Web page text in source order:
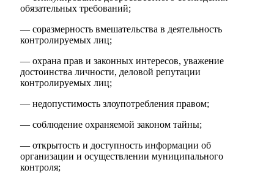
обязательных требований;
— соразмерность вмешательства в деятельность
контролируемых лиц;
— охрана прав и законных интересов, уважение
достоинства личности, деловой репутации
контролируемых лиц;
— недопустимость злоупотребления правом;
— соблюдение охраняемой законом тайны;
— открытость и доступность информации об
организации и осуществлении муниципального
контроля;